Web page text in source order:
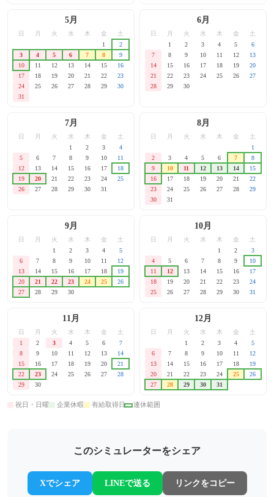
5月
日 月 火 水 木 金
土
1
2
3
4 5 6 7 8
9
10
11 12 13 14 15
16
17
18 19 20 21 22
23
24
25 26 27 28 29
30
31
6月
日 月 火 水 木 金
土
1
2 3 4 5
6
7
8 9 10 11 12
13
14
15 16 17 18 19
20
21
22 23 24 25 26
27
28
29 30
7月
日 月 火 水 木 金
土
1
2 3
4
5
6 7 8 9 10
11
12
13 14 15 16 17
18
19
20 21 22 23 24
25
26
27 28 29 30 31
8月
日 月 火 水 木 金
土
1
2
3 4 5 6 7
8
9
10 11 12 13 14
15
16
17 18 19 20 21
22
23
24 25 26 27 28
29
30
31
9月
日 月 火 水 木 金
土
1
2 3 4
5
6
7 8 9 10 11
12
13
14 15 16 17 18
19
20
21 22 23 24 25
26
27
28 29 30
10月
日 月 火 水 木 金
土
1
2
3
4
5 6 7 8 9
10
11
12 13 14 15 16
17
18
19 20 21 22 23
24
25
26 27 28 29 30 31
11月
日 月 火 水 木 金
土
1
2 3 4 5 6
7
8
9 10 11 12 13
14
15
16 17 18 19 20
21
22
23 24 25 26 27
28
29
30
12月
日 月 火 水 木 金
土
1
2 3 4
5
6
7 8 9 10 11
12
13
14 15 16 17 18
19
20
21 22 23 24 25
26
27
28 29 30 31
祝日・日曜 企業休暇 有給取得日 連休範囲
このシミュレーターをシェア
Xでシェア LINEで送る リンクをコピー